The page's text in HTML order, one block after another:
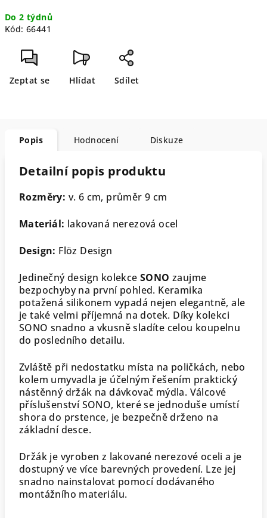
cena:
Do 2 týdnů
Kód: 66441
Zeptat se Hlídat Sdílet
Popis Hodnocení Diskuze
Detailní popis produktu
Rozměry: v. 6 cm, průměr 9 cm
Materiál: lakovaná nerezová ocel
Design: Flöz Design
Jedinečný design kolekce SONO zaujme
bezpochyby na první pohled. Keramika
potažená silikonem vypadá nejen elegantně, ale
je také velmi příjemná na dotek. Díky kolekci
SONO snadno a vkusně sladíte celou koupelnu
do posledního detailu.
Zvláště při nedostatku místa na poličkách, nebo
kolem umyvadla je účelným řešením praktický
nástěnný držák na dávkovač mýdla. Válcové
příslušenství SONO, které se jednoduše umístí
shora do prstence, je bezpečně drženo na
základní desce.
Držák je vyroben z lakované nerezové oceli a je
dostupný ve více barevných provedení. Lze jej
snadno nainstalovat pomocí dodávaného
montážního materiálu.